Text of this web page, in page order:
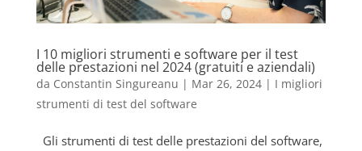
I 10 migliori strumenti e software per il test
delle prestazioni nel 2024 (gratuiti e aziendali)
da Constantin Singureanu | Mar 26, 2024| I migliori
strumenti di test del software
Gli strumenti di test delle prestazioni del software,